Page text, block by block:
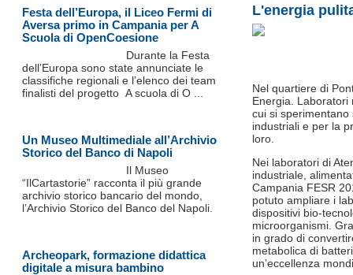
L'energia
Nel quartiere di
Energia. Laboratori
cui si
industriali e per la
loro.
Nei laboratori di
industriale,
Campania FESR
potuto ampliare i
dispositivi bio-
microorganismi.
in grado di
metabolica di
un’eccellenza
Festa dell’Europa, il Liceo Fermi di
Aversa primo in Campania per A
Scuola di OpenCoesione
Durante la Festa
dell’Europa sono state annunciate le
classifiche regionali e l’elenco dei team
finalisti del progetto A scuola di O ...
Un Museo Multimediale all’Archivio
Storico del Banco di Napoli
Il Museo
“IlCartastorie” racconta il più grande
archivio storico bancario del mondo,
l’Archivio Storico del Banco del Napoli.
Archeopark, formazione didattica
digitale a misura bambino